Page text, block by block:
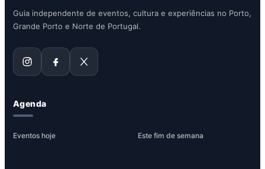
Guia independente de eventos, cultura e experiências no Porto,
Grande Porto e Norte de Portugal.
Agenda
Eventos hoje Este fim de semana